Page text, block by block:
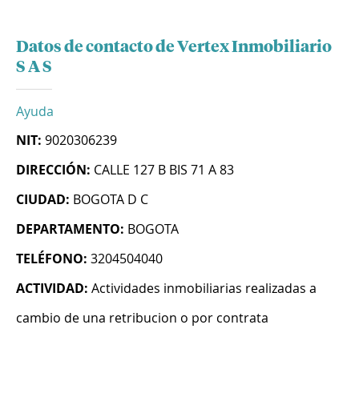
Datos de contacto de Vertex Inmobiliario
S A S
Ayuda
NIT: 9020306239
DIRECCIÓN: CALLE 127 B BIS 71 A 83
CIUDAD: BOGOTA D C
DEPARTAMENTO: BOGOTA
TELÉFONO: 3204504040
ACTIVIDAD: Actividades inmobiliarias realizadas a
cambio de una retribucion o por contrata